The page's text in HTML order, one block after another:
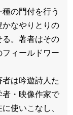
の門付を行う
なやりとりの
る。著者はその
ィールドワー
は吟遊詩人た
者・映像作家で
使いこなし、